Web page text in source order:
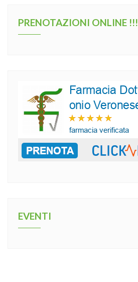
PRENOTAZIONI ONLINE !!!
EVENTI